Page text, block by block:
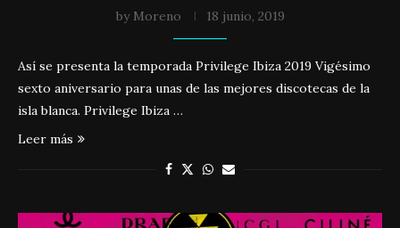
by Moreno 18 junio, 2019
Así se presenta la temporada Privilege Ibiza 2019 Vigésimo
sexto aniversario para unas de las mejores discotecas de la
isla blanca. Privilege Ibiza …
Leer más